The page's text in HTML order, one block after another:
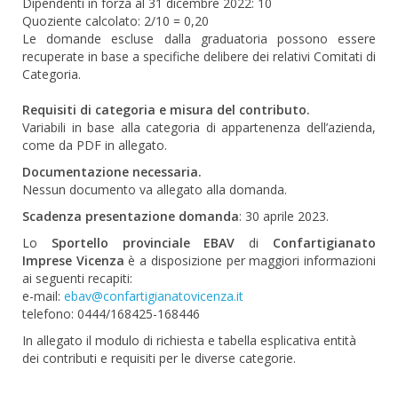
Quoziente calcolato: 2/10 = 0,20
Le domande escluse dalla graduatoria possono essere
recuperate in base a specifiche delibere dei relativi Comitati di
Categoria.
Requisiti di categoria e misura del contributo.
Variabili in base alla categoria di appartenenza dell’azienda,
come da PDF in allegato.
Documentazione necessaria.
Nessun documento va allegato alla domanda.
Scadenza presentazione domanda: 30 aprile 2023.
Lo Sportello provinciale EBAV di Confartigianato
Imprese Vicenza è a disposizione per maggiori informazioni
ai seguenti recapiti:
e-mail: ebav@confartigianatovicenza.it
telefono: 0444/168425-168446
In allegato il modulo di richiesta e tabella esplicativa entità
dei contributi e requisiti per le diverse categorie.